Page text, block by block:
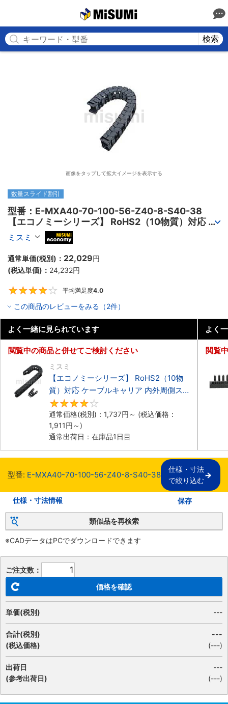
検索
画像をタップして拡大イメージを表示する
数量スライド割引
型番：E-MXA40-70-100-56-Z40-8-S40-38
【エコノミーシリーズ】 RoHS2（10物質）対応 ケ
ーブルキャリア 低発塵・低騒音タイプ
ミスミ
通常単価(税別)： 22,029円
(税込単価)： 24,232円
平均満足度4.0
この商品のレビューをみる（2件）
よく一緒に見られています
閲覧中の商品と併せてご検討ください
ミスミ
【エコノミーシリーズ】 RoHS2（10物
質）対応 ケーブルキャリア 内外周側ス
ナップ開閉タイプ
通常価格(税別)： 1,737円 ～ (税込価格：
1,911円 ～)
通常出荷日：在庫品1日目
よく
閲覧
型番: E-MXA40-70-100-56-Z40-8-S40-38
仕様・寸法
で絞り込む
仕様・寸法情報 保存
類似品を再検索
※CADデータはPCでダウンロードできます
ご注文数：
価格を確認
単価(税別) ---
合計(税別)
(税込価格)
---
(---)
出荷日
(参考出荷日)
---
(---)